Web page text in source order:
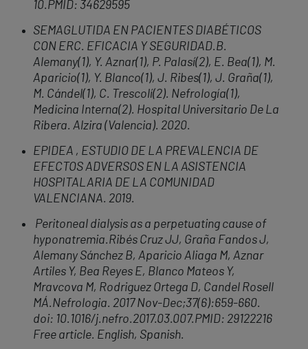
10.PMID: 34629595
SEMAGLUTIDA EN PACIENTES DIABÉTICOS
CON ERC. EFICACIA Y SEGURIDAD.B.
Alemany(1), Y. Aznar(1), P. Palasí(2), E. Bea(1), M.
Aparicio(1), Y. Blanco(1), J. Ribes(1), J. Graña(1),
M. Cándel(1), C. Trescolí(2). Nefrología(1),
Medicina Interna(2). Hospital Universitario De La
Ribera. Alzira (Valencia). 2020.
EPIDEA , ESTUDIO DE LA PREVALENCIA DE
EFECTOS ADVERSOS EN LA ASISTENCIA
HOSPITALARIA DE LA COMUNIDAD
VALENCIANA. 2019.
Peritoneal dialysis as a perpetuating cause of
hyponatremia.Ribés Cruz JJ, Graña Fandos J,
Alemany Sánchez B, Aparicio Aliaga M, Aznar
Artiles Y, Bea Reyes E, Blanco Mateos Y,
Mravcova M, Rodriguez Ortega D, Candel Rosell
MÁ.Nefrologia. 2017 Nov-Dec;37(6):659-660.
doi: 10.1016/j.nefro.2017.03.007.PMID: 29122216
Free article. English, Spanish.